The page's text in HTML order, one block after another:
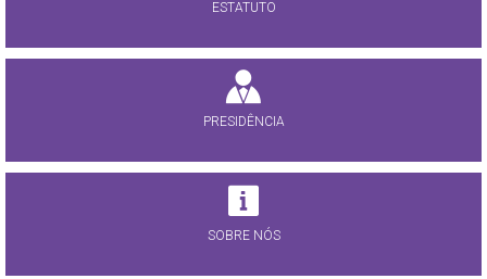
ESTATUTO
PRESIDÊNCIA
SOBRE NÓS